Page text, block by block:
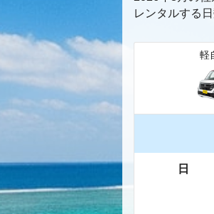
レンタルする
軽
日